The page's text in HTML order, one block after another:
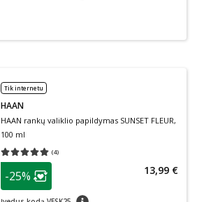
Tik internetu
HAAN
HAAN rankų valiklio papildymas SUNSET FLEUR,
100 ml
(4)
Vidutinis įvertinimas 5.00
patarimas
Lojalumo klubo narių nuolaida
-25%
patarimas
13,99 €